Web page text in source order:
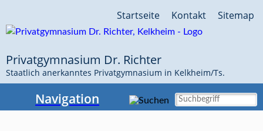
überspringen
Sitemap
Kontakt
Startseite
Privatgymnasium Dr. Richter
Staatlich anerkanntes Privatgymnasium in Kelkheim/Ts.
Navigation